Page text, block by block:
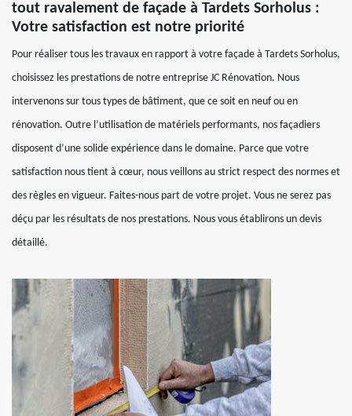
tout ravalement de façade à Tardets Sorholus :
Votre satisfaction est notre priorité
Pour réaliser tous les travaux en rapport à votre façade à Tardets Sorholus,
choisissez les prestations de notre entreprise JC Rénovation. Nous
intervenons sur tous types de bâtiment, que ce soit en neuf ou en
rénovation. Outre l’utilisation de matériels performants, nos façadiers
disposent d’une solide expérience dans le domaine. Parce que votre
satisfaction nous tient à cœur, nous veillons au strict respect des normes et
des règles en vigueur. Faites-nous part de votre projet. Vous ne serez pas
déçu par les résultats de nos prestations. Nous vous établirons un devis
détaillé.